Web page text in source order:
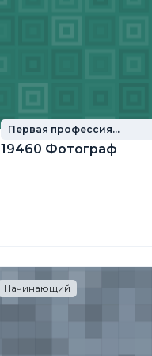
Первая профессия
школьника
19460 Фотограф
Начинающий